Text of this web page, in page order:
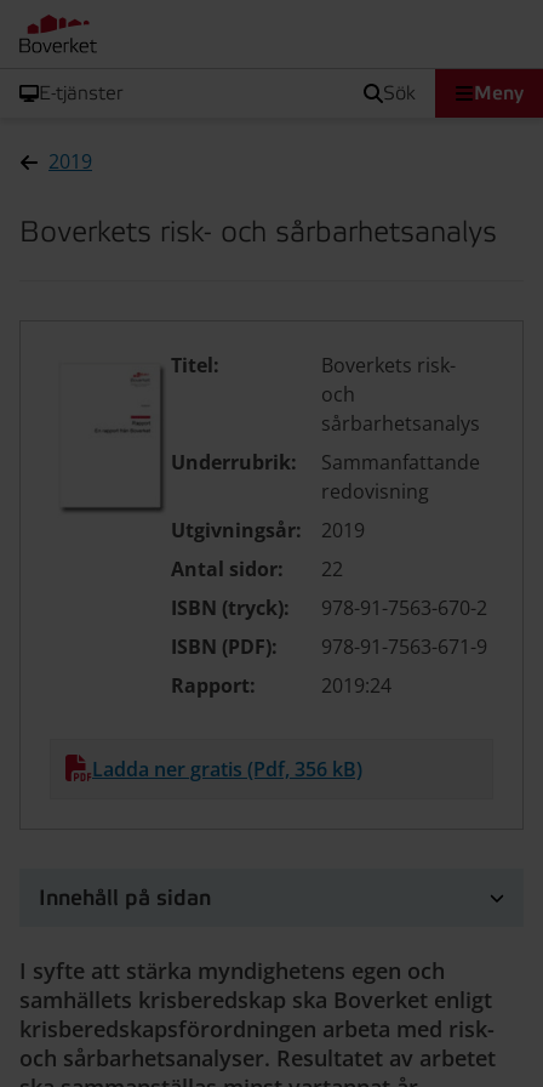
E-tjänster sök Meny
2019
Boverkets risk- och sårbarhetsanalys
Titel:
Boverkets risk-
och
sårbarhetsanalys
Underrubrik:
Sammanfattande
redovisning
Utgivningsår:
2019
Antal sidor:
22
ISBN (tryck):
978-91-7563-670-2
ISBN (PDF):
978-91-7563-671-9
Rapport:
2019:24
Ladda ner gratis (Pdf, 356 kB)
Innehåll på sidan
I syfte att stärka myndighetens egen och
samhällets krisberedskap ska Boverket enligt
krisberedskapsförordningen arbeta med risk-
och sårbarhetsanalyser. Resultatet av arbetet